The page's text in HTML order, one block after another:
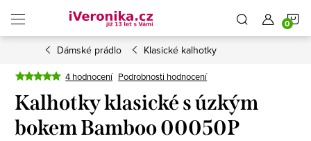
obsah
Dámské prádlo Klasické kalhotky
4 hodnocení Podrobnosti hodnocení
Kalhotky klasické s úzkým
bokem Bamboo 00050P